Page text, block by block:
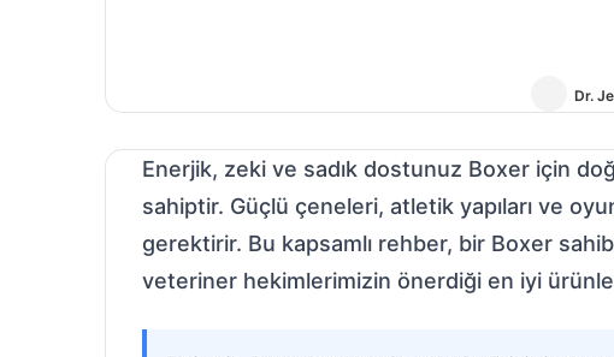
Dr.
Enerjik, zeki ve sadık dostunuz Boxer için
sahiptir. Güçlü çeneleri, atletik yapıları ve
gerektirir. Bu kapsamlı rehber, bir Boxer
veteriner hekimlerimizin önerdiği en iyi